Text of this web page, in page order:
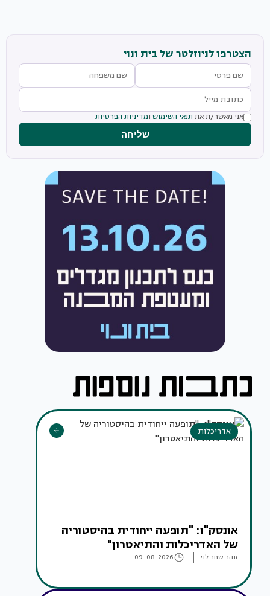
הצטרפו לניוזלטר של בית ונוי
אני מאשר/ת את תנאי השימוש ומדיניות הפרטיות
שליחה
אדריכלות
אונסק"ו: "תופעה ייחודית בהיסטוריה
של האדריכלות והתיאטרון"
זוהר שחר לוי 09-08-2026